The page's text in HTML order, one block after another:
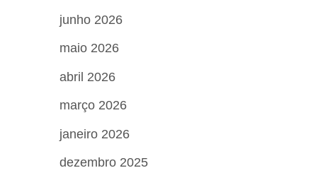
junho 2026
maio 2026
abril 2026
março 2026
janeiro 2026
dezembro 2025